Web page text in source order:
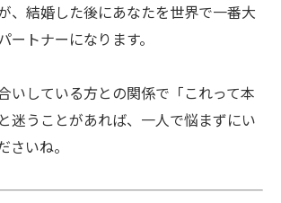
、結婚した後にあなたを世界で一番大
ートナーになります。
いしている方との関係で「これって本
迷うことがあれば、一人で悩まずにい
さいね。